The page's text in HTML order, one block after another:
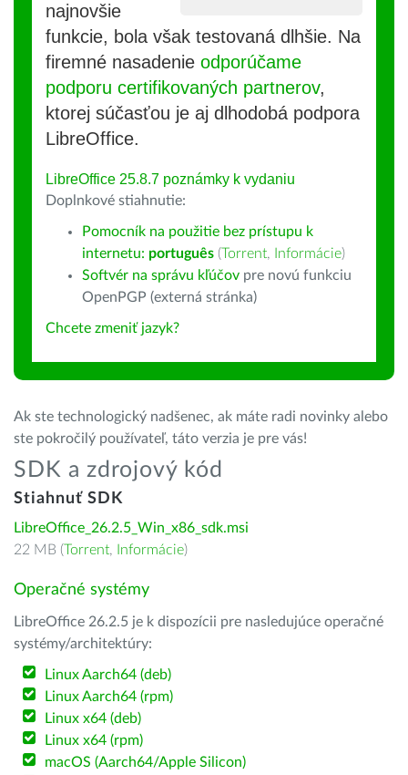
najnovšie
funkcie, bola však testovaná dlhšie. Na
firemné nasadenie odporúčame
podporu certifikovaných partnerov,
ktorej súčasťou je aj dlhodobá podpora
LibreOffice.
LibreOffice 25.8.7 poznámky k vydaniu
Doplnkové stiahnutie:
Pomocník na použitie bez prístupu k
internetu: português (Torrent, Informácie)
Softvér na správu kľúčov pre novú funkciu
OpenPGP (externá stránka)
Chcete zmeniť jazyk?
Ak ste technologický nadšenec, ak máte radi novinky alebo
ste pokročilý používateľ, táto verzia je pre vás!
SDK a zdrojový kód
Stiahnuť SDK
LibreOffice_26.2.5_Win_x86_sdk.msi
22 MB (Torrent, Informácie)
Operačné systémy
LibreOffice 26.2.5 je k dispozícii pre nasledujúce operačné
systémy/architektúry:
Linux Aarch64 (deb)
Linux Aarch64 (rpm)
Linux x64 (deb)
Linux x64 (rpm)
macOS (Aarch64/Apple Silicon)